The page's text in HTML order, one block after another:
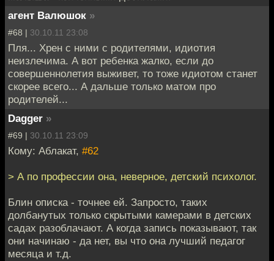
агент Валюшок »
#68 | 30.10.11 23:08
Пля... Хрен с ними с родителями, идиотия
неизлечима. А вот ребенка жалко, если до
совершеннолетия выживет, то тоже идиотом станет
скорее всего... А дальше только матом про
родителей...
Dagger »
#69 | 30.10.11 23:09
Кому: Аблакат, #62
> А по профессии она, неверное, детский психолог.
Блин описка - точнее ей. Запросто, таких
долбанутых только скрытыми камерами в детских
садах разоблачают. А когда запись показывают, так
они начинаю - да нет, вы что она лучший педагог
месяца и т.д.